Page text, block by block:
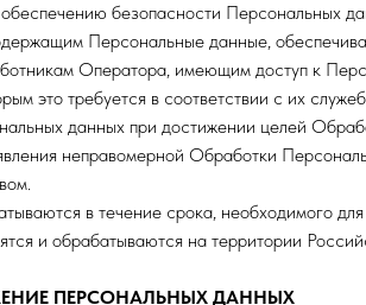
безопасности Персональных
Персональные данные,
Оператора, имеющим доступ к
это требуется в соответствии с их
данных при достижении целей
неправомерной Обработки
в течение срока, необходимого
и обрабатываются на территории
ПЕРСОНАЛЬНЫХ ДАННЫХ